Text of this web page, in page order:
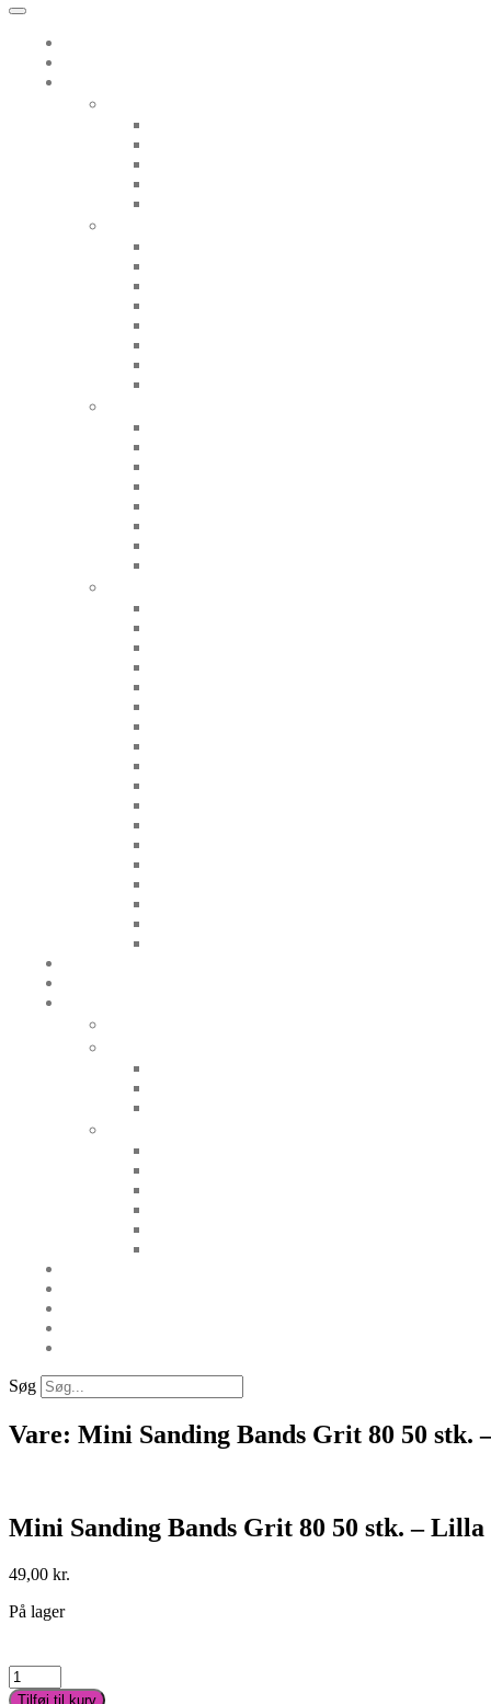
Søg
Vare: Mini Sanding Bands Grit 80 50 stk.
Mini Sanding Bands Grit 80 50 stk. – Lilla
49,00 kr.
På lager
Mini
Sanding
Tilføj til kurv